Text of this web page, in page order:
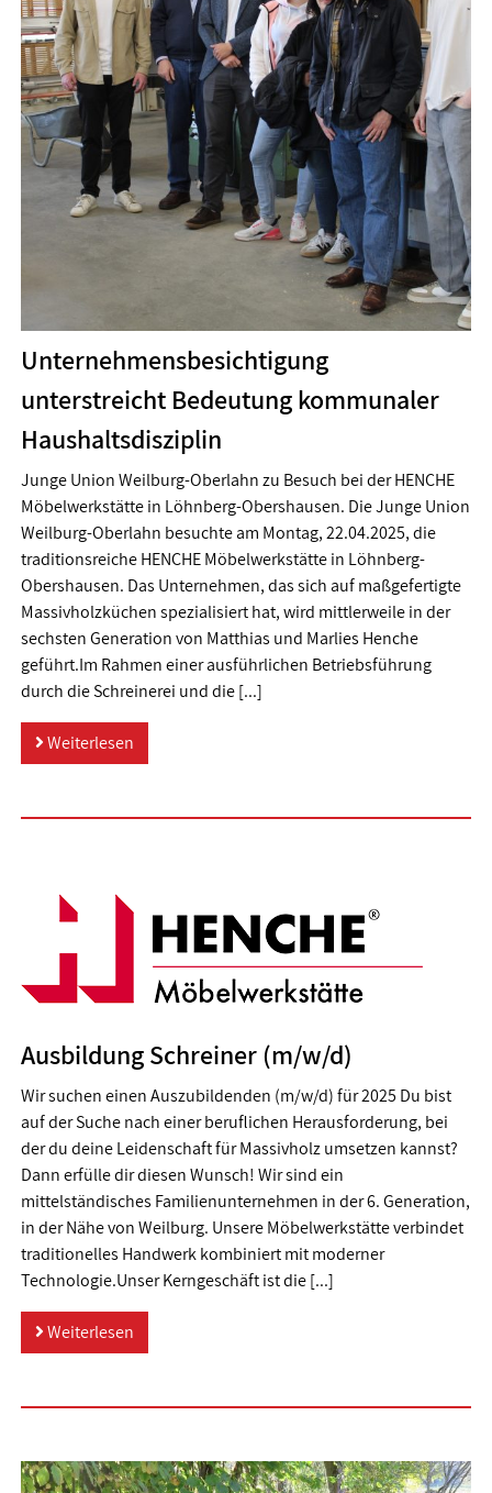
Unternehmensbesichtigung
unterstreicht Bedeutung kommunaler
Haushaltsdisziplin
Junge Union Weilburg-Oberlahn zu Besuch bei der HENCHE
Möbelwerkstätte in Löhnberg-Obershausen. Die Junge Union
Weilburg-Oberlahn besuchte am Montag, 22.04.2025, die
traditionsreiche HENCHE Möbelwerkstätte in Löhnberg-
Obershausen. Das Unternehmen, das sich auf maßgefertigte
Massivholzküchen spezialisiert hat, wird mittlerweile in der
sechsten Generation von Matthias und Marlies Henche
geführt.Im Rahmen einer ausführlichen Betriebsführung
durch die Schreinerei und die [...]
Weiterlesen
Ausbildung Schreiner (m/w/d)
Wir suchen einen Auszubildenden (m/w/d) für 2025 Du bist
auf der Suche nach einer beruflichen Herausforderung, bei
der du deine Leidenschaft für Massivholz umsetzen kannst?
Dann erfülle dir diesen Wunsch! Wir sind ein
mittelständisches Familienunternehmen in der 6. Generation,
in der Nähe von Weilburg. Unsere Möbelwerkstätte verbindet
traditionelles Handwerk kombiniert mit moderner
Technologie.Unser Kerngeschäft ist die [...]
Weiterlesen